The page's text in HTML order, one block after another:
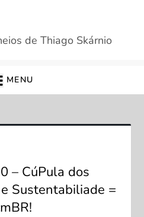
de Thiago Skárnio
MENU
– CúPula dos
Sustentabiliade =